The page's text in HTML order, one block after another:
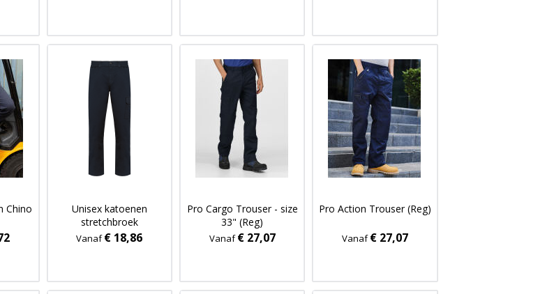
Chino
Unisex katoenen
stretchbroek
Vanaf€ 18,86
Pro Cargo Trouser - size
33" (Reg)
Vanaf€ 27,07
Pro Action Trouser (Reg)
Vanaf€ 27,07